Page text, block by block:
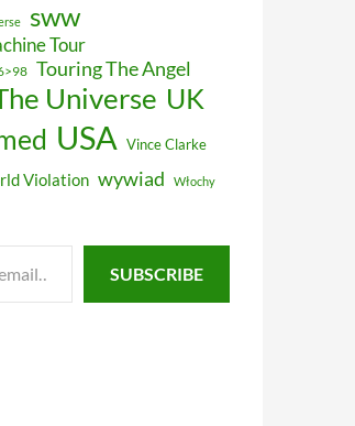
sww
Tour
Touring The Angel
Universe UK
USA Vince Clarke
Violation wywiad Włochy
SUBSCRIBE